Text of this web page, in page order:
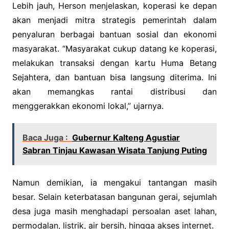
Lebih jauh, Herson menjelaskan, koperasi ke depan
akan menjadi mitra strategis pemerintah dalam
penyaluran berbagai bantuan sosial dan ekonomi
masyarakat. “Masyarakat cukup datang ke koperasi,
melakukan transaksi dengan kartu Huma Betang
Sejahtera, dan bantuan bisa langsung diterima. Ini
akan memangkas rantai distribusi dan
menggerakkan ekonomi lokal,” ujarnya.
Baca Juga : Gubernur Kalteng Agustiar
Sabran Tinjau Kawasan Wisata Tanjung Puting
Namun demikian, ia mengakui tantangan masih
besar. Selain keterbatasan bangunan gerai, sejumlah
desa juga masih menghadapi persoalan aset lahan,
permodalan, listrik, air bersih, hingga akses internet.